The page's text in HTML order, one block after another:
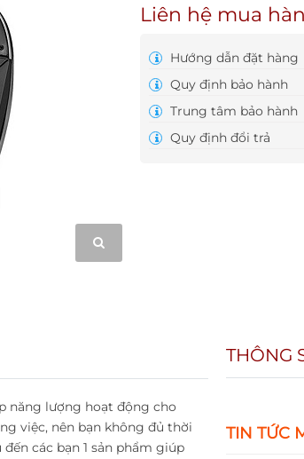
Liên hệ mua
Hướng dẫn đặt hàng
Quy định bảo hành
Trung tâm bảo hành
Quy định đổi trả
năng lượng hoạt động cho
việc, nên bạn không đủ thời
các bạn 1 sản phẩm giúp
THÔNG
TIN TỨC